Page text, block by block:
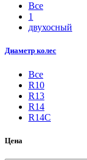
Все
1
двухосный
Диаметр колес
Все
R10
R13
R14
R14С
Цена